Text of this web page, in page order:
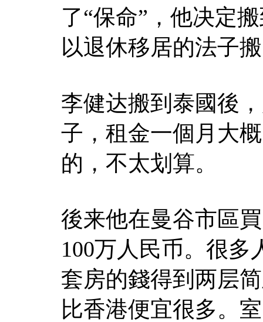
了“保命”，他决定
以退休移居的法子
李健达搬到泰國後
子，租金一個月大
的，不太划算。
後来他在曼谷市區
100万人民币。很
套房的錢得到两层
比香港便宜很多。